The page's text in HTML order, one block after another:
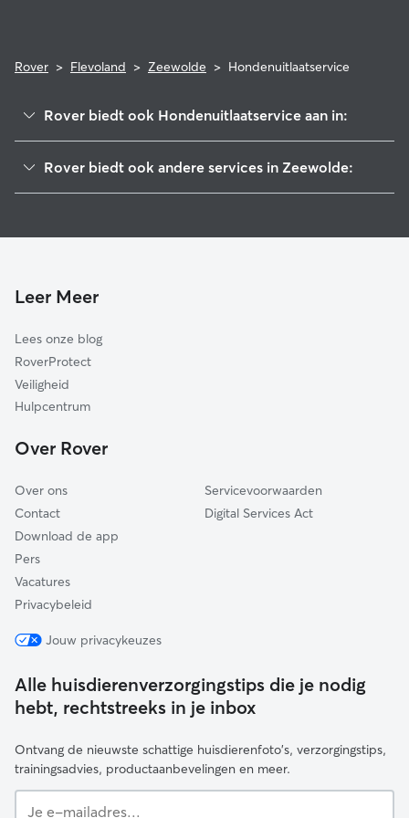
Rover > Flevoland > Zeewolde > Hondenuitlaatservice
Rover biedt ook Hondenuitlaatservice aan in:
Nijkerk
Nunspeet
Lelystad
Huizen
Blaricum
Dronten
Rover biedt ook andere services in Zeewolde:
Leer Meer
Lees onze blog
RoverProtect
Veiligheid
Hulpcentrum
Over Rover
Over ons
Contact
Download de app
Pers
Vacatures
Privacybeleid
Servicevoorwaarden
Digital Services Act
Jouw privacykeuzes
Alle huisdierenverzorgingstips die je nodig
hebt, rechtstreeks in je inbox
Ontvang de nieuwste schattige huisdierenfoto's, verzorgingstips,
trainingsadvies, productaanbevelingen en meer.